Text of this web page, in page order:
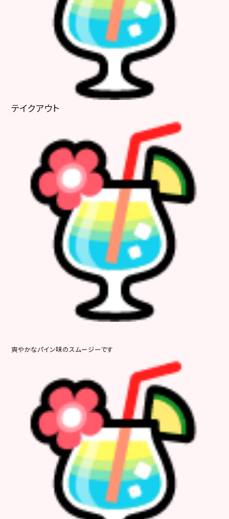
テイクアウト
爽やかなパイン味のスムージーです